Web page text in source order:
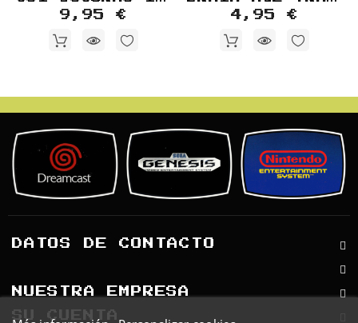
9,95 € 4,95 €
DATOS DE CONTACTO
NUESTRA EMPRESA
SU CUENTA